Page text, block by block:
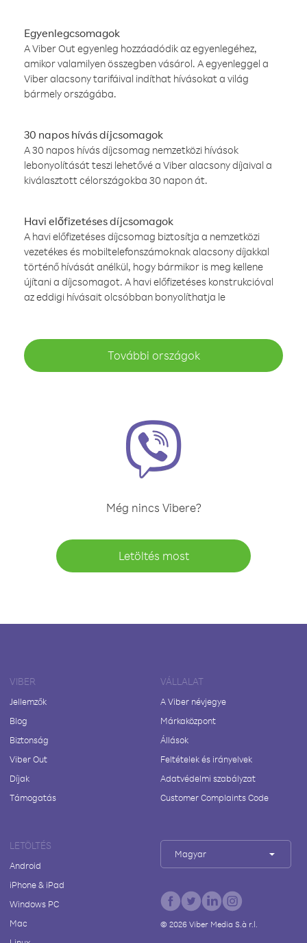
Egyenlegcsomagok
A Viber Out egyenleg hozzáadódik az egyenlegéhez,
amikor valamilyen összegben vásárol. A egyenleggel a
Viber alacsony tarifáival indíthat hívásokat a világ
bármely országába.
30 napos hívás díjcsomagok
A 30 napos hívás díjcsomag nemzetközi hívások
lebonyolítását teszi lehetővé a Viber alacsony díjaival a
kiválasztott célországokba 30 napon át.
Havi előfizetéses díjcsomagok
A havi előfizetéses díjcsomag biztosítja a nemzetközi
vezetékes és mobiltelefonszámoknak alacsony díjakkal
történő hívását anélkül, hogy bármikor is meg kellene
újítani a díjcsomagot. A havi előfizetéses konstrukcióval
az eddigi hívásait olcsóbban bonyolíthatja le
További országok
Még nincs Vibere?
Letöltés most
VIBER
Jellemzők
Blog
Biztonság
Viber Out
Díjak
Támogatás
VÁLLALAT
A Viber névjegye
Márkaközpont
Állások
Feltételek és irányelvek
Adatvédelmi szabályzat
Customer Complaints Code
LETÖLTÉS
Android
iPhone & iPad
Windows PC
Mac
Magyar
© 2026Viber Media S.à r.l.